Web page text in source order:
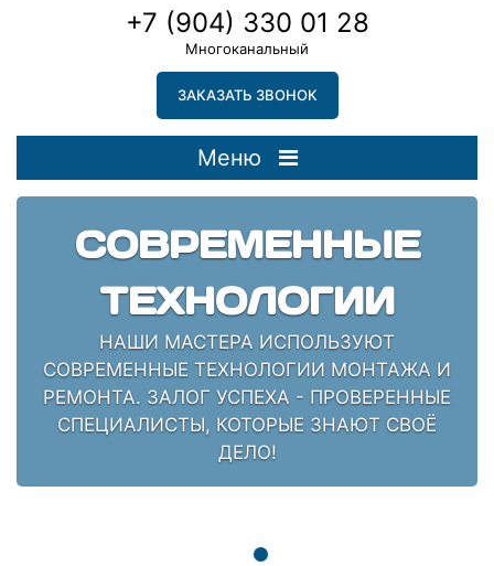
+7 (904) 330 01 28
Многоканальный
ЗАКАЗАТЬ ЗВОНОК
Меню
СОВРЕМЕННЫЕ
ТЕХНОЛОГИИ
НАШИ МАСТЕРА ИСПОЛЬЗУЮТ
СОВРЕМЕННЫЕ ТЕХНОЛОГИИ МОНТАЖА И
РЕМОНТА. ЗАЛОГ УСПЕХА - ПРОВЕРЕННЫЕ
СПЕЦИАЛИСТЫ, КОТОРЫЕ ЗНАЮТ СВОЁ
ДЕЛО!